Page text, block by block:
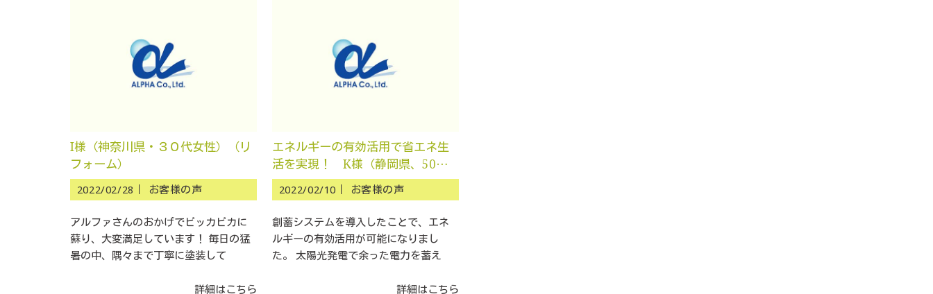
I様（神奈川県・３０代女性）（リ
フォーム）
2022/02/28｜ お客様の声
アルファさんのおかげでピッカピカに
蘇り、大変満足しています！ 毎日の猛
暑の中、隅々まで丁寧に塗装して
詳細はこちら
エネルギーの有効活用で省エネ生
活を実現！ K様（静岡県、50代
女性）（太陽光）（創蓄）3
2022/02/10｜ お客様の声
創蓄システムを導入したことで、エネ
ルギーの有効活用が可能になりまし
た。 太陽光発電で余った電力を蓄え
詳細はこちら